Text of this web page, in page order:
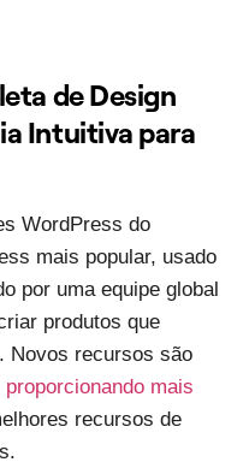
de Design
Intuitiva para
WordPress do
mais popular, usado
por uma equipe global
produtos que
Novos recursos são
mais
recursos de